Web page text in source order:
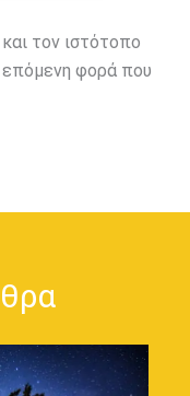
τον ιστότοπο
επόμενη φορά που